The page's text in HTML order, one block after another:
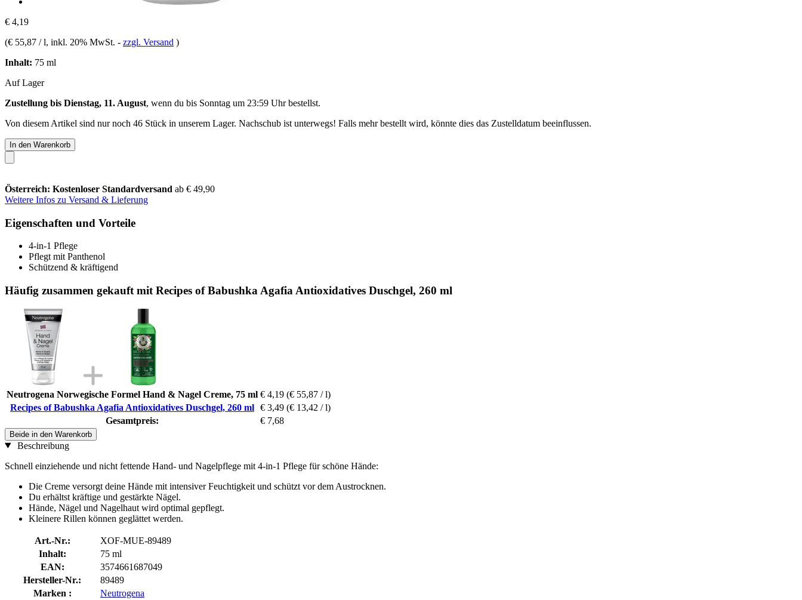
€ 4,19
(€ 55,87 / l, inkl. 20% MwSt. - zzgl. Versand )
Inhalt: 75 ml
Auf Lager
Zustellung bis Dienstag, 11. August, wenn du bis Sonntag um 23:59 Uhrbestellst.
Von diesem Artikel sind nur noch 46 Stück in unserem Lager. Nachschub ist unterwegs! Falls mehr bestellt wird, könnte dies das Zustelldatum beeinflussen.
In den Warenkorb
Österreich: Kostenloser Standardversand ab € 49,90
Weitere Infos zu Versand & Lieferung
Eigenschaften und Vorteile
4-in-1 Pflege
Pflegt mit Panthenol
Schützend & kräftigend
Häufig zusammen gekauft mit Recipes of Babushka Agafia Antioxidatives Duschgel, 260 ml
Neutrogena Norwegische Formel Hand & Nagel Creme, 75 ml € 4,19 (€ 55,87 / l)
Recipes of Babushka Agafia Antioxidatives Duschgel, 260 ml € 3,49 (€ 13,42 / l)
Gesamtpreis:
€ 7,68
Beide in den Warenkorb
Beschreibung
Schnell einziehende und nicht fettende Hand- und Nagelpflege mit 4-in-1 Pflege für schöne Hände:
Die Creme versorgt deine Hände mit intensiver Feuchtigkeit und schützt vor dem Austrocknen.
Du erhältst kräftige und gestärkte Nägel.
Hände, Nägel und Nagelhaut wird optimal gepflegt.
Kleinere Rillen können geglättet werden.
Art.-Nr.:
XOF-MUE-89489
Inhalt:
75 ml
EAN:
3574661687049
Hersteller-Nr.:
89489
Marken :
Neutrogena